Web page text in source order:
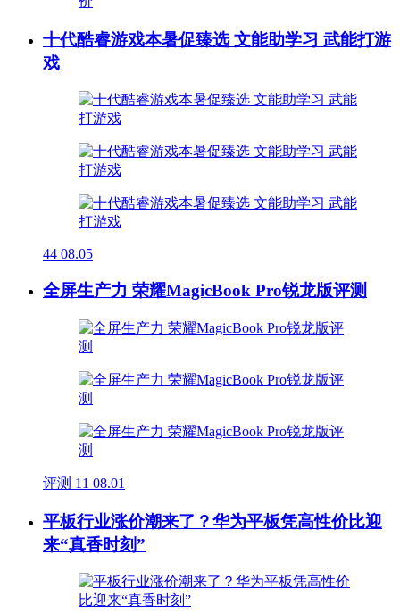
十代酷睿游戏本暑促臻选 文能助学习 武能打游
戏
44 08.05
全屏生产力 荣耀MagicBook Pro锐龙版评测
评测 11 08.01
平板行业涨价潮来了？华为平板凭高性价比迎
来“真香时刻”